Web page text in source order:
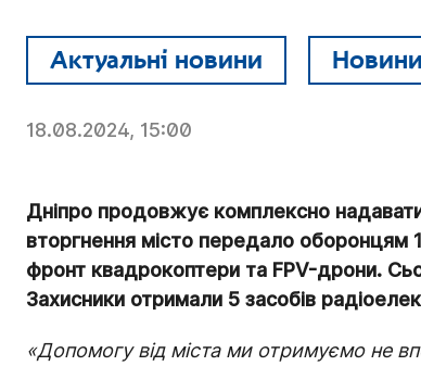
Актуальні новини
18.08.2024, 15:00
Дніпро продовжує комплексно
вторгнення місто передало оборонцям
фронт квадрокоптери та FPV-дрони.
Захисники отримали 5 засобів
«Допомогу від міста ми отримуємо не